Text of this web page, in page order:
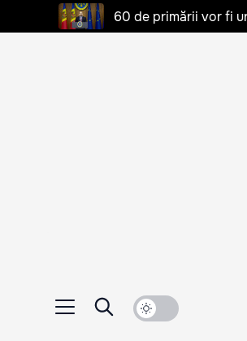
60 de primării vor fi